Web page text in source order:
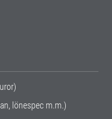
lönespec m.m.)